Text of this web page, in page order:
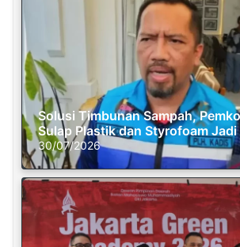
Solusi Timbunan Sampah,
Sulap Plastik dan Styrofoam Jadi
30/07/2026